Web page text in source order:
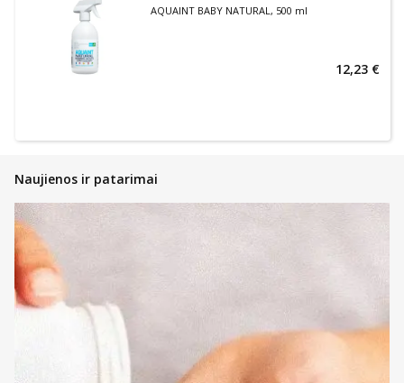
AQUAINT BABY NATURAL, 500 ml
12,23 €
Naujienos ir patarimai